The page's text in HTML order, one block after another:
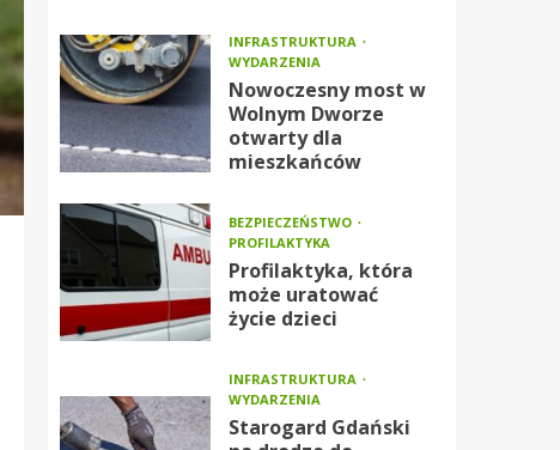
INFRASTRUKTURA
WYDARZENIA
Nowoczesny most w
Wolnym Dworze
otwarty dla
mieszkańców
BEZPIECZEŃSTWO
PROFILAKTYKA
Profilaktyka, która
może uratować
życie dzieci
INFRASTRUKTURA
WYDARZENIA
Starogard Gdański